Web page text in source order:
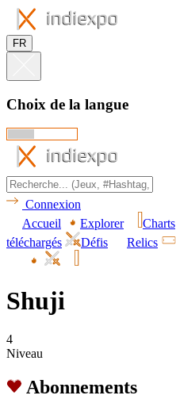
FR
Choix de la langue
Connexion
Accueil
Explorer Charts
téléchargés
Défis Relics
Shuji
4
Niveau
Abonnements